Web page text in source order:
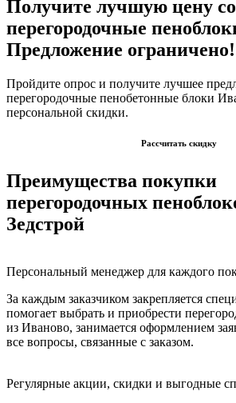
Получите лучшую цену
перегородочные
Предложение ограничено!
Пройдите опрос и получите лучшее
перегородочные пенобетонные блоки
персональной скидки.
Рассчитать скидку
Преимущества покупки
перегородочных
Зедстрой
Персональный менеджер для каждого
За каждым заказчиком закрепляется
помогает выбрать и приобрести
из Иваново, занимается оформлением
все вопросы, связанные с заказом.
Регулярные акции, скидки и выгодные